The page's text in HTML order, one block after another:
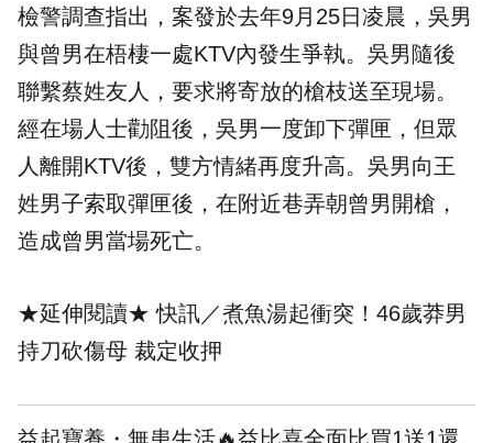
檢警調查指出，案發於去年9月25日凌晨，吳男
與曾男在梧棲一處KTV內發生爭執。吳男隨後
聯繫蔡姓友人，要求將寄放的槍枝送至現場。
經在場人士勸阻後，吳男一度卸下彈匣，但眾
人離開KTV後，雙方情緒再度升高。吳男向王
姓男子索取彈匣後，在附近巷弄朝曾男開槍，
造成曾男當場死亡。
★延伸閱讀★ 快訊／煮魚湯起衝突！46歲莽男
持刀砍傷母 裁定收押